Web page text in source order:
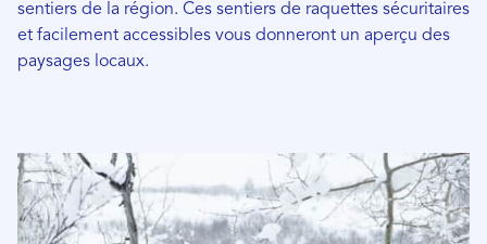
sentiers de la région. Ces sentiers de raquettes sécuritaires
et facilement accessibles vous donneront un aperçu des
paysages locaux.